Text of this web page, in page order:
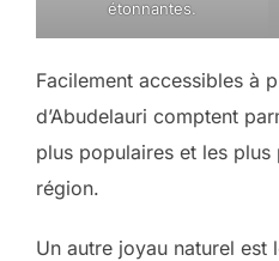
étonnantes.
Facilement accessibles à
d’Abudelauri comptent
plus populaires et les
région.
Un autre joyau naturel est